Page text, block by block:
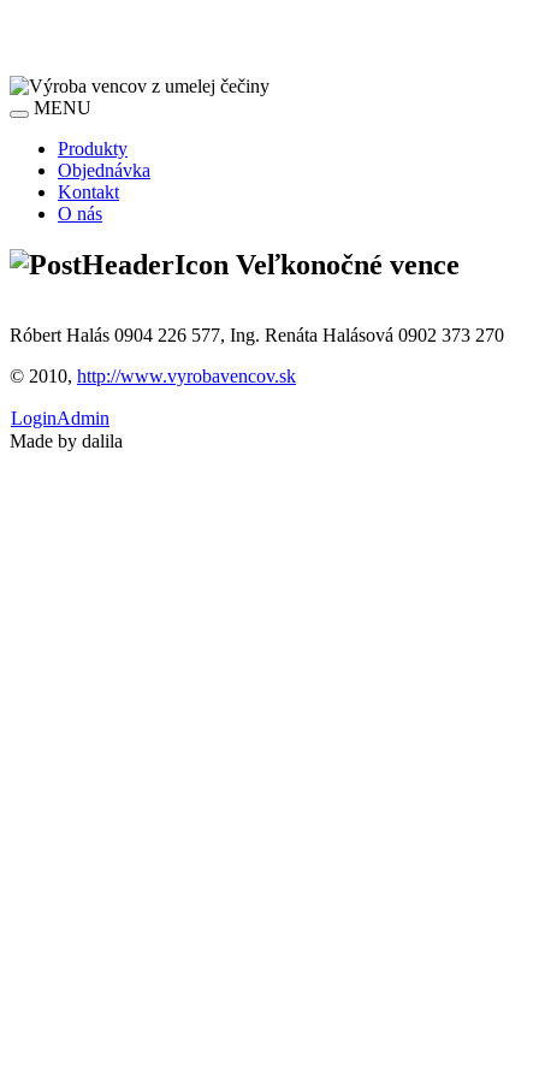
MENU
Produkty
Objednávka
Kontakt
O nás
Veľkonočné vence
Róbert Halás 0904 226 577, Ing. Renáta Halásová 0902 373 270
© 2010, http://www.vyrobavencov.sk
LoginAdmin
Made by dalila